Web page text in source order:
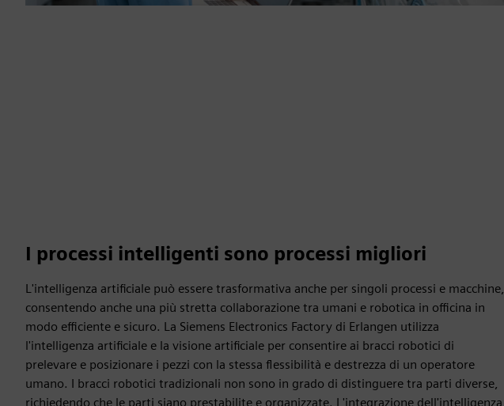
I processi intelligenti sono processi migliori
L'intelligenza artificiale può essere trasformativa anche per singoli processi e macchine,
consentendo anche una più stretta collaborazione tra umani e robotica in officina in
modo efficiente e sicuro. La Siemens Electronics Factory di Erlangen utilizza
l'intelligenza artificiale e la visione artificiale per consentire ai bracci robotici di
prelevare e posizionare i pezzi con la stessa flessibilità e destrezza di un operatore
umano. I bracci robotici tradizionali non sono in grado di distinguere tra parti diverse,
richiedendo che le parti siano prestabilite e organizzate. L'integrazione dell'intelligenza